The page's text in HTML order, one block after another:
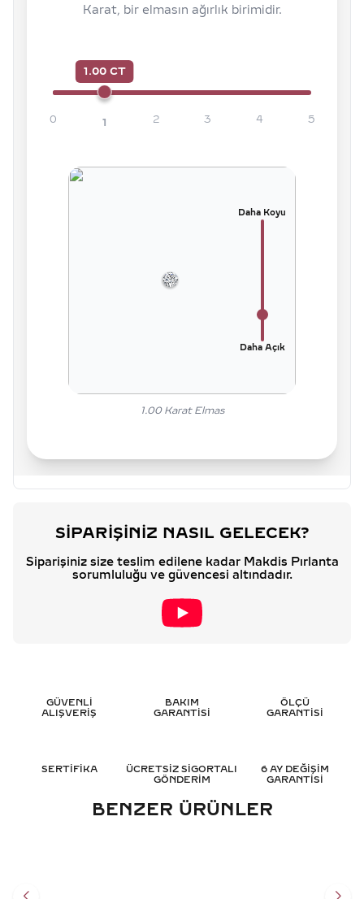
Karat, bir elmasın ağırlık birimidir.
1.00 CT
0 1 2 3 4 5
Daha Koyu
Daha Açık
1.00Karat Elmas
SIPARIŞINIZ NASIL GELECEK?
Siparişiniz size teslim edilene kadar Makdis Pırlanta
sorumluluğu ve güvencesi altındadır.
GÜVENLİ
ALIŞVERİŞ
BAKIM
GARANTİSİ
ÖLÇÜ
GARANTİSİ
SERTİFİKA
ÜCRETSİZ SİGORTALI
GÖNDERİM
6 AY DEĞİŞİM
GARANTİSİ
BENZER ÜRÜNLER